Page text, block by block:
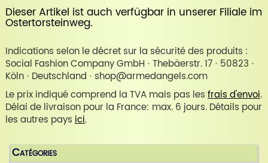
Dieser Artikel ist auch verfügbar in unserer Filiale im
Ostertorsteinweg.
Indications selon le décret sur la sécurité des produits :
Social Fashion Company GmbH · Thebäerstr. 17 · 50823 ·
Köln · Deutschland · shop@armedangels.com
Le prix indiqué comprend la TVA mais pas les frais d'envoi.
Délai de livraison pour la France: max. 6 jours. Détails pour
les autres pays ici.
Catégories